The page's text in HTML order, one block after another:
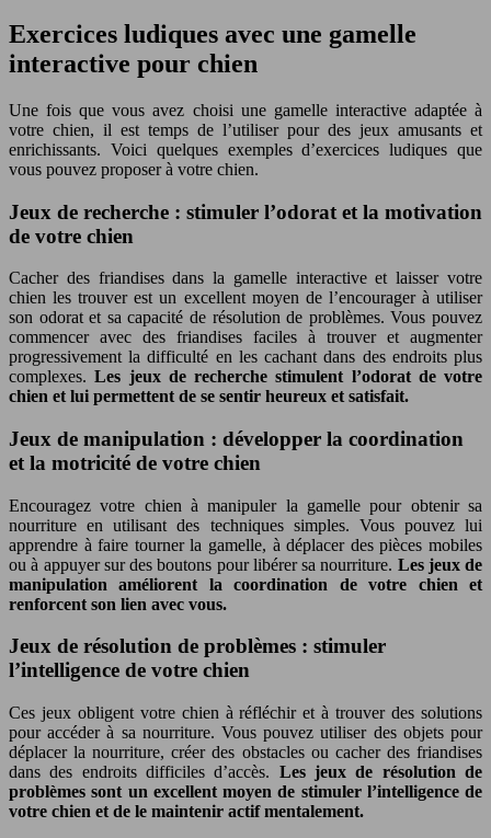
Exercices ludiques avec une gamelle
interactive pour chien
Une fois que vous avez choisi une gamelle interactive adaptée à
votre chien, il est temps de l’utiliser pour des jeux amusants et
enrichissants. Voici quelques exemples d’exercices ludiques que
vous pouvez proposer à votre chien.
Jeux de recherche : stimuler l’odorat et la motivation
de votre chien
Cacher des friandises dans la gamelle interactive et laisser votre
chien les trouver est un excellent moyen de l’encourager à utiliser
son odorat et sa capacité de résolution de problèmes. Vous pouvez
commencer avec des friandises faciles à trouver et augmenter
progressivement la difficulté en les cachant dans des endroits plus
complexes.Les jeux de recherche stimulent l’odorat de votre
chien et lui permettent de se sentir heureux et satisfait.
Jeux de manipulation : développer la coordination
et la motricité de votre chien
Encouragez votre chien à manipuler la gamelle pour obtenir sa
nourriture en utilisant des techniques simples. Vous pouvez lui
apprendre à faire tourner la gamelle, à déplacer des pièces mobiles
ou à appuyer sur des boutons pour libérer sa nourriture. Les jeux de
manipulation améliorent la coordination de votre chien et
renforcent son lien avec vous.
Jeux de résolution de problèmes : stimuler
l’intelligence de votre chien
Ces jeux obligent votre chien à réfléchir et à trouver des solutions
pour accéder à sa nourriture. Vous pouvez utiliser des objets pour
déplacer la nourriture, créer des obstacles ou cacher des friandises
dans des endroits difficiles d’accès. Les jeux de résolution de
problèmes sont un excellent moyen de stimuler l’intelligence de
votre chien et de le maintenir actif mentalement.